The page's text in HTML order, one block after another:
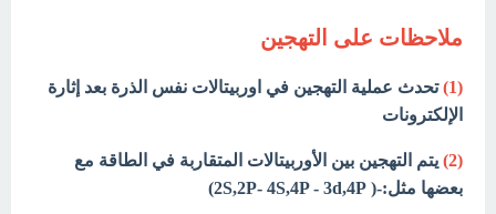
ملاحظات على التهجين
(1)
تحدث عملية التهجين في اوربيتالات نفس الذرة بعد إثارة
الإلكترونات
(2)
يتم التهجين بين الأوربيتالات المتقاربة في الطاقة مع
بعضها مثل:-( 2S,2P- 4S,4P - 3d,4P)